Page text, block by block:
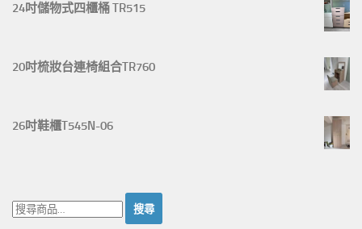
24吋儲物式四櫃桶 TR515
20吋梳妝台連椅組合TR760
26吋鞋櫃T545N-06
搜
尋：